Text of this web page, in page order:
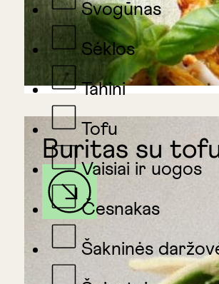
Svogūnas
Sėklos
Tahini
Tofu
Vaisiai ir uogos
Česnakas
Šakninės
Buritas su